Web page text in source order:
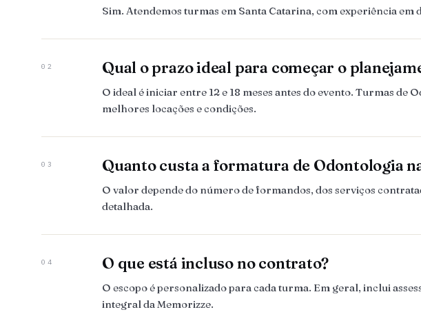
Sim. Atendemos turmas em Santa Catarina, com experiência
02 Qual o prazo ideal para começar o
O ideal é iniciar entre 12 e 18 meses antes do evento. Turmas
melhores locações e condições.
03 Quanto custa a formatura de Odontologia
O valor depende do número de formandos, dos serviços
detalhada.
04 O que está incluso no contrato?
O escopo é personalizado para cada turma. Em geral, inclui
integral da Memorizze.